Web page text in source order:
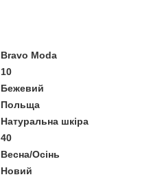
Bravo Moda
10
Бежевий
Польща
Натуральна шкіра
40
Весна/Осінь
Новий